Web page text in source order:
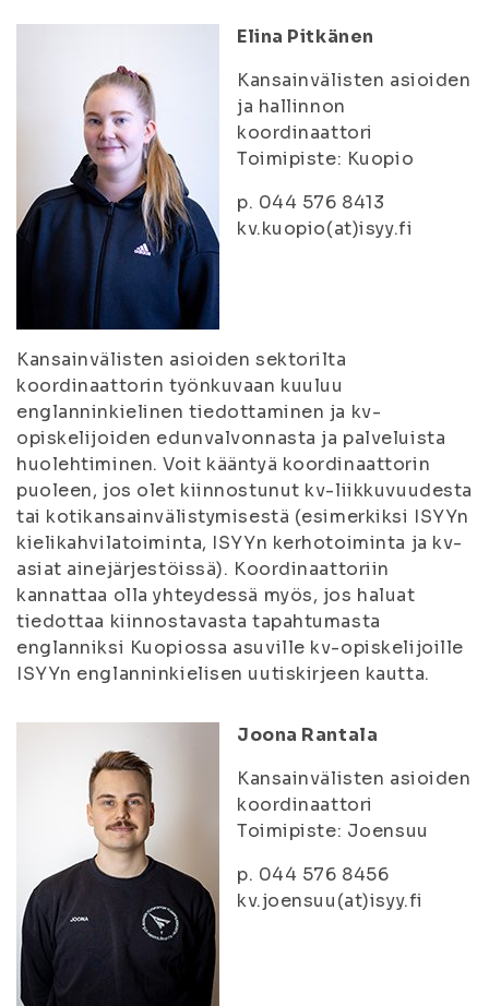
Elina Pitkänen
Kansainvälisten asioiden
ja hallinnon
koordinaattori
Toimipiste: Kuopio
p. 044 576 8413
kv.kuopio(at)isyy.fi
Kansainvälisten asioiden sektorilta
koordinaattorin työnkuvaan kuuluu
englanninkielinen tiedottaminen ja kv-
opiskelijoiden edunvalvonnasta ja palveluista
huolehtiminen. Voit kääntyä koordinaattorin
puoleen, jos olet kiinnostunut kv-liikkuvuudesta
tai kotikansainvälistymisestä (esimerkiksi ISYYn
kielikahvilatoiminta, ISYYn kerhotoiminta ja kv-
asiat ainejärjestöissä). Koordinaattoriin
kannattaa olla yhteydessä myös, jos haluat
tiedottaa kiinnostavasta tapahtumasta
englanniksi Kuopiossa asuville kv-opiskelijoille
ISYYn englanninkielisen uutiskirjeen kautta.
Joona Rantala
Kansainvälisten asioiden
koordinaattori
Toimipiste: Joensuu
p. 044 576 8456
kv.joensuu(at)isyy.fi